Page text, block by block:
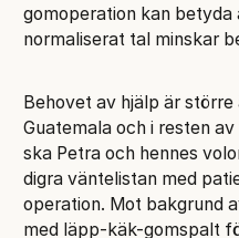
gomoperation kan
normaliserat tal minskar
Behovet av hjälp är större
Guatemala och i resten
ska Petra och hennes
digra väntelistan med
operation. Mot bakgrund
med läpp-käk-gomspalt